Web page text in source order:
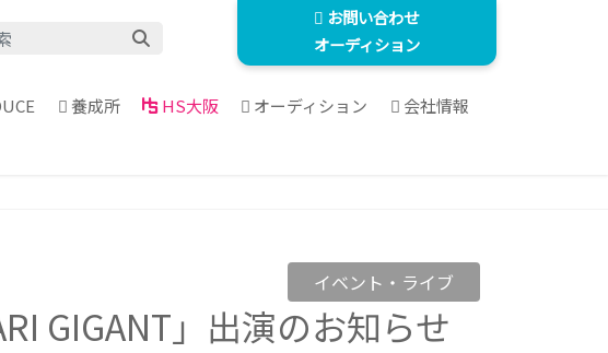
お問い合わせ
オーディション
養成所 HS大阪 オーディション 会社情報
イベント・ライブ
GIGANT」出演のお知らせ